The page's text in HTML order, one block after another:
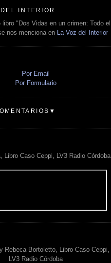
INTERIOR
libro "Dos Vidas en un crimen: Todo el
nos menciona en
La Voz del Interior
Por Email
Por Formulario
Libro Caso Ceppi, LV3 Radio Córdoba
Rebeca Bortoletto, Libro Caso Ceppi,
LV3 Radio Córdoba